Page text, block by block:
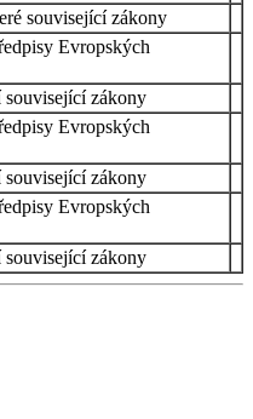
související zákony
Evropských
související zákony
Evropských
související zákony
Evropských
související zákony